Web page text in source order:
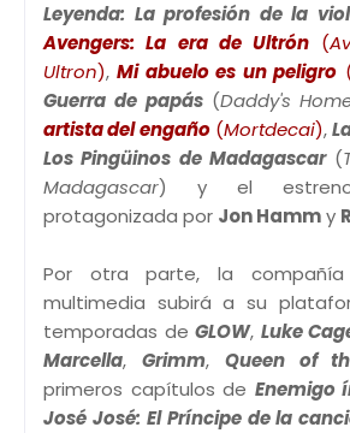
Leyenda: La profesión de la
Avengers: La era de Ultrón (
Ultron),Mi abuelo es un peligro
Guerra de papás (Daddy's
artista del engaño(Mortdecai),
Los Pingüinos de Madagascar(
Madagascar) y el
protagonizada por Jon Hammy
Por otra parte, la
multimedia subirá a su
temporadas de GLOW, Luke
Marcella, Grimm, Queen of
primeros capítulos de Enemigo
José José: El Príncipe de la